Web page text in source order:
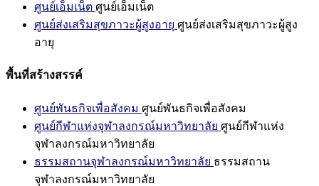
ศูนย์เอ็มเน็ต ศูนย์เอ็มเน็ต
ศูนย์ส่งเสริมสุขภาวะผู้สูงอายุ ศูนย์ส่งเสริมสุขภาวะผู้สูง
อายุ
พื้นที่สร้างสรรค์
ศูนย์พันธกิจเพื่อสังคม ศูนย์พันธกิจเพื่อสังคม
ศูนย์กีฬาแห่งจุฬาลงกรณ์มหาวิทยาลัย ศูนย์กีฬาแห่ง
จุฬาลงกรณ์มหาวิทยาลัย
ธรรมสถานจุฬาลงกรณ์มหาวิทยาลัย ธรรมสถาน
จุฬาลงกรณ์มหาวิทยาลัย